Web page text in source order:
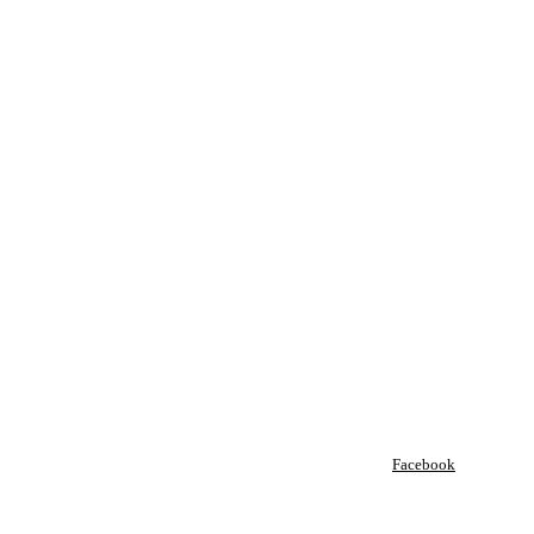
Facebook